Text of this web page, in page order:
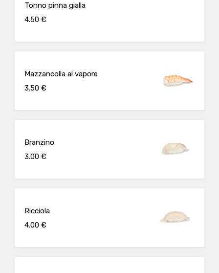
Tonno pinna gialla
4.50 €
Mazzancolla al vapore
3.50 €
Branzino
3.00 €
Ricciola
4.00 €